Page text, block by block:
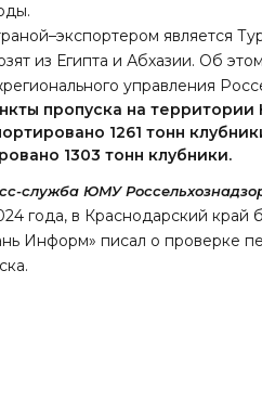
является
из Египта и Абхазии. Об этом
управления
пропуска на
1261 тонн
1303 тонн клубники.
служба ЮМУ
года, в Краснодарский край
Информ» писал о проверке